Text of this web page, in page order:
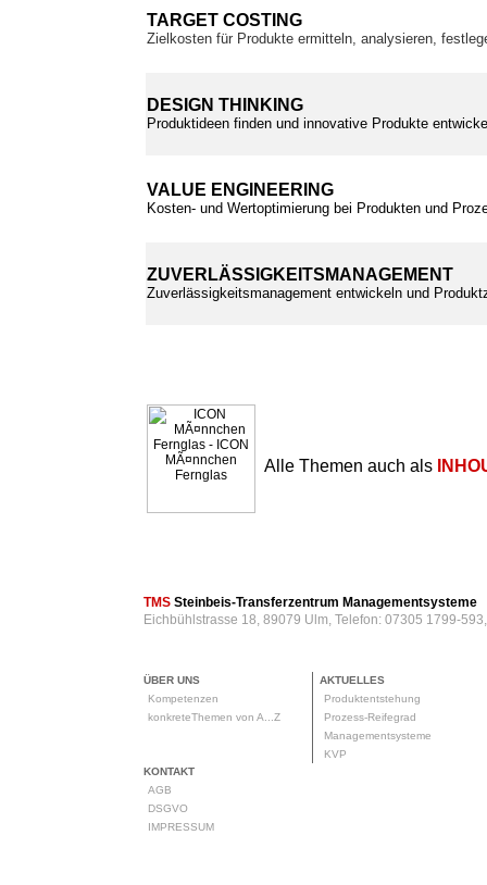
TARGET COSTING
Zielkosten für Produkte ermitteln, analysieren,
DESIGN THINKING
Produktideen finden und innovative Produkte
VALUE ENGINEERING
Kosten- und Wertoptimierung bei Produkten und
ZUVERLÄSSIGKEITSMANAGEMENT
Zuverlässigkeitsmanagement entwickeln und
Alle Themen auch als
TMS Steinbeis-Transferzentrum Managementsysteme
Eichbühlstrasse 18, 89079 Ulm, Telefon: 07305 1799-
ÜBER UNS
Kompetenzen
konkreteThemen von A...Z
AKTUELLES
Produktentstehung
Prozess-Reifegrad
Managementsysteme
KVP
KONTAKT
AGB
DSGVO
IMPRESSUM